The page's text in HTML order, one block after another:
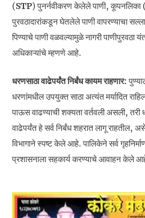
(STP) पुनर्नवीकरण केलेले पाणी,
पुरवठादारांकडून घेतलेले पाणी वापरण्याचा
पिण्याचे पाणी वळवल्यामुळे नागरी
अधिकाऱ्यांचे म्हणणे आहे.
धरणसाठा वाढेपर्यंत निर्बंध कायम राहणार:
धरणांमधील उपयुक्त साठा अत्यंत मर्यादित
पाऊस वाढण्याची शक्यता वर्तवली असली, तरी
वाढेपर्यंत हे सर्व निर्बंध शहरात लागू राहतील,
विभागाने स्पष्ट केले आहे. पालिकेने सर्व
प्रशासनाला सहकार्य करण्याचे आवाहन केले